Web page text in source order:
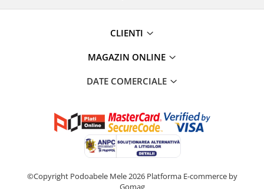
CLIENTI
MAGAZIN ONLINE
DATE COMERCIALE
©Copyright Podoabele Mele 2026 Platforma E-commerce by
Gomag